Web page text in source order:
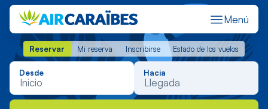
Menú
Reservar Mi reserva Inscribirse Estado de los vuelos
Reservar Mi reserva Inscribirse Estado de los vuelos
Desde Hacia